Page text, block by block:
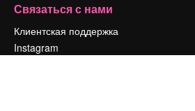
Связаться с нами
Клиентская поддержка
Instagram